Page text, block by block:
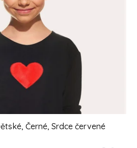
Černé, Srdce červené